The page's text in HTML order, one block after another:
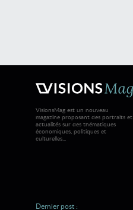
VisionsMag est un nouveau
magazine proposant des portraits et
actualités sur des thématiques
économiques, politiques et
culturelles...
Dernier post :